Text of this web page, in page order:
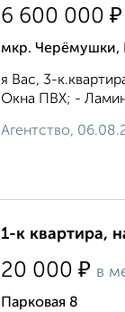
6 600 000 ₽
мкр. Черёмушки,
я Вас, 3-
Окна ПВХ; -
Агентство,
1-к квартира,
20 000 ₽ в
Парковая 8